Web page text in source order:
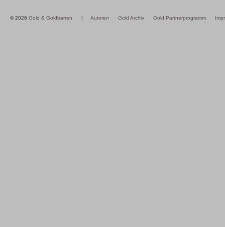
© 2026 Gold & Goldbarren Autoren Gold Archiv Gold Partnerprogramm